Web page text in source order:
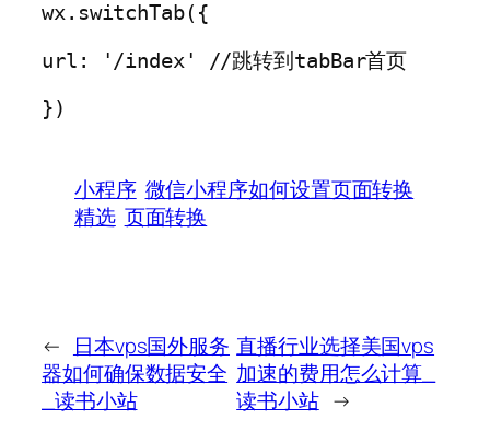
wx.switchTab({
url: '/index' //跳转到tabBar首页
})
小程序 微信小程序如何设置页面转换
精选 页面转换
←
日本vps国外服务
器如何确保数据安全
_读书小站
直播行业选择美国vps
加速的费用怎么计算_
读书小站 →